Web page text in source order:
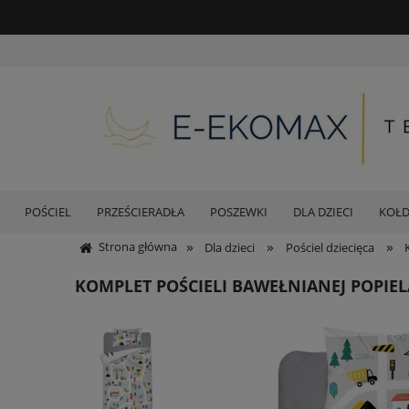
POŚCIEL PRZEŚCIERADŁA POSZEWKI DLA DZIECI
Strona główna » Dla dzieci » Pościel dziecięca »
KOMPLET POŚCIELI BAWEŁNIANEJ